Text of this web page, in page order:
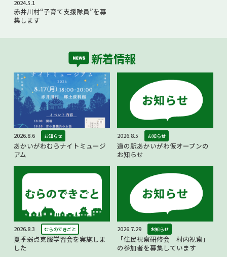
2024.5.1
赤井川村“子育て支援隊員”を募
集します
新着情報
2026.8.6 お知らせ
あかいがわむらナイトミュージ
アム
2026.8.5 お知らせ
道の駅あかいがわ仮オープンの
お知らせ
2026.8.3 むらのできごと
夏季弱点克服学習会を実施しま
した
2026.7.29 お知らせ
「住民視察研修会 村内視察」
の参加者を募集しています